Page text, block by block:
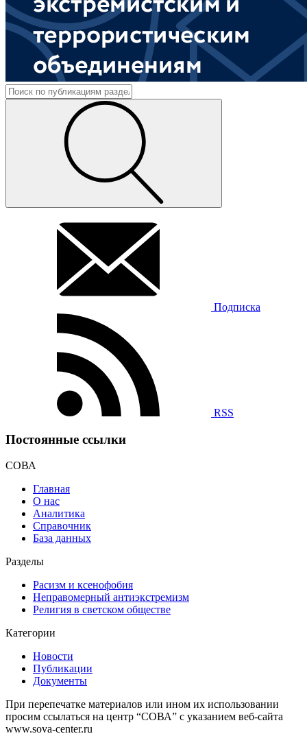
Подписка
RSS
Постоянные ссылки
СОВА
Главная
О нас
Аналитика
Справочник
База данных
Разделы
Расизм и ксенофобия
Неправомерный антиэкстремизм
Религия в светском обществе
Категории
Новости
Публикации
Документы
При перепечатке материалов или ином их использовании
просим ссылаться на центр “СОВА” с указанием веб-сайта
www.sova-center.ru